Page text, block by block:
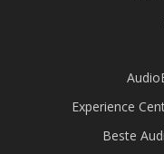
Experience
Beste